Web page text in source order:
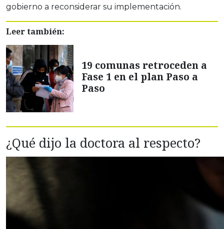
gobierno a reconsiderar su implementación.
Leer también:
19 comunas retroceden a
Fase 1 en el plan Paso a
Paso
¿Qué dijo la doctora al respecto?